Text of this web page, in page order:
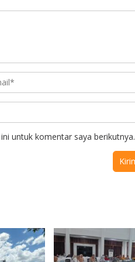
untuk komentar saya berikutnya.